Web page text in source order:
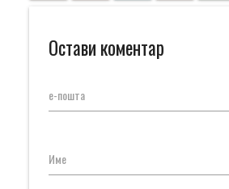
Остави коментар
е-пошта
Име